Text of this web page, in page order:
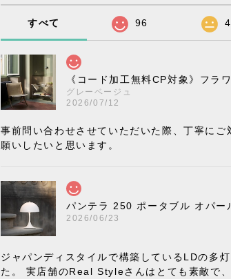
すべて 96 4
《コード加工無料CP対象》フ
グレーベージュ
2026/07/12
事前問い合わせさせていただいた際、丁寧に
願いしたいと思います。
パンテラ 250 ポータブル オパー
2026/06/23
ジャパンディスタイルで構築しているLDの多
た。 実店舗のReal Styleさんはとても素敵で